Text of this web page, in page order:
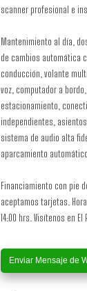
scanner profesional e
Mantenimiento al día,
de cambios automática
conducción, volante
voz, computador a
estacionamiento,
independientes,
sistema de audio alta
aparcamiento
Financiamiento con pie
aceptamos tarjetas.
14:00 hrs. Visítenos en El
Enviar Mensaje de